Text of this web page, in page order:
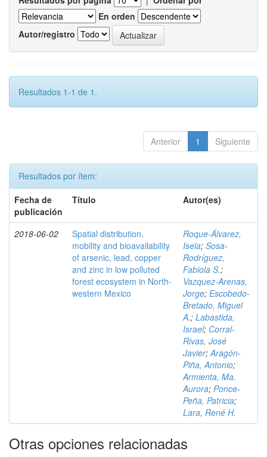
En orden
Autor/registro
Resultados 1-1 de 1.
Anterior 1 Siguiente
Resultados por ítem:
Fecha de
publicación
Título Autor(es)
2018-06-02
Spatial distribution,
mobility and bioavailability
of arsenic, lead, copper
and zinc in low polluted
forest ecosystem in North-
western Mexico
Roque-Álvarez,
Isela; Sosa-
Rodríguez,
Fabiola S.;
Vazquez-Arenas,
Jorge; Escobedo-
Bretado, Miguel
A.; Labastida,
Israel; Corral-
Rivas, José
Javier;Aragón-
Piña, Antonio;
Armienta, Ma.
Aurora; Ponce-
Peña, Patricia;
Lara, René H.
Otras opciones relacionadas